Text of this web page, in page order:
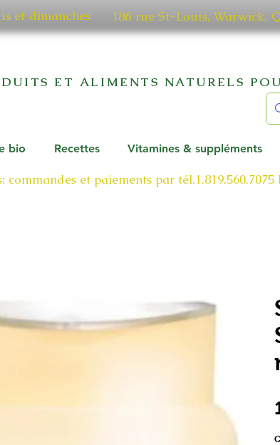
et dimanches 186 rue St-Louis, Warwick,
ET ALIMENTS NATURELS
bio Recettes Vitamines & suppléments
commandes et paiements par tél.1.819.560.7075